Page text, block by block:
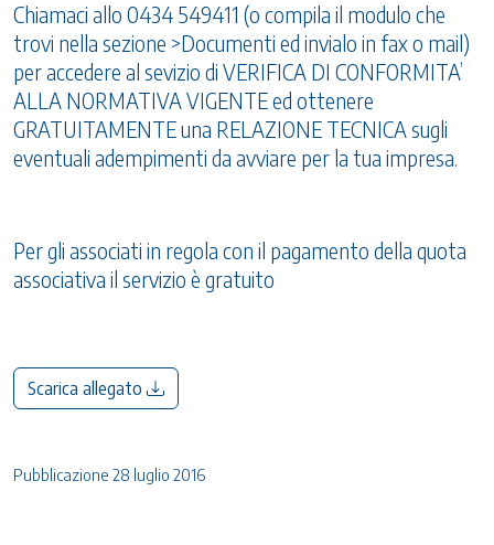
Chiamaci allo 0434 549411 (o compila il modulo che
trovi nella sezione >Documenti ed invialo in fax o mail)
per accedere al sevizio di VERIFICA DI CONFORMITA’
ALLA NORMATIVA VIGENTE ed ottenere
GRATUITAMENTE una RELAZIONE TECNICA sugli
eventuali adempimenti da avviare per la tua impresa.
Per gli associati in regola con il pagamento della quota
associativa il servizio è gratuito
Scarica allegato
Pubblicazione 28 luglio 2016